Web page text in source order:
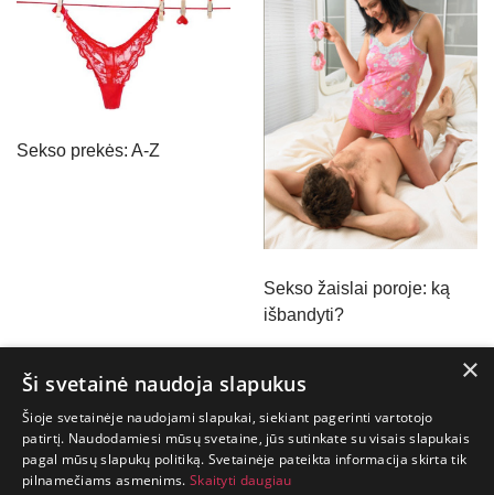
Sekso prekės: A-Z
Sekso žaislai poroje: ką
išbandyti?
Sekso prekės ir geresnis seksas
GYVENIMAS
×
Ši svetainė naudoja slapukus
Šioje svetainėje naudojami slapukai, siekiant pagerinti vartotojo
patirtį. Naudodamiesi mūsų svetaine, jūs sutinkate su visais slapukais
pagal mūsų slapukų politiką. Svetainėje pateikta informacija skirta tik
pilnamečiams asmenims. Skaityti daugiau